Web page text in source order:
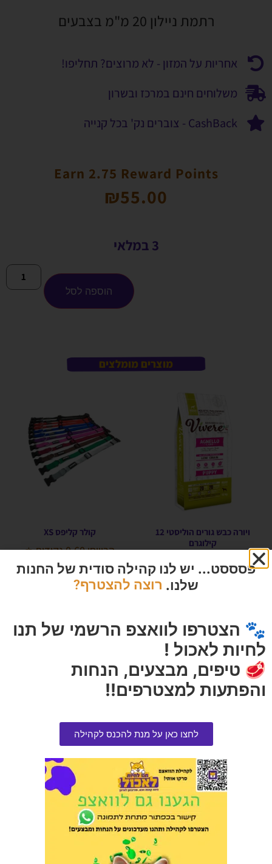
רתמת ניילון 20 מ"מ בצבעים
אחריות על המזון - לא מרוצים? תחליפו!
משלוחים חינם במרכז ובשרון
CashBack - צוברים נק' בכל קנייה
Earn 2.75 Reward Points
₪55.00
3 במלאי
הוספה לסל
מוצרים מומלצים
ויורה כבש גורים הוליסטי 12
קילוגרם
₪
289.00
קולר קליפס XS
הרוויחו 0.60 נקודות ⭐
₪12.00
מסרק פרווה ארוכה פרמינייטור S
הרוויחו 4.50 נקודות ⭐
₪ 90.00
חול מתגבש אייקט 10 קג
הרוויחו 3.25 נקודות ⭐
65.00
הוספה לסל
פסססט... יש לנו קהילה סודית של החנות
שלנו. רוצה להצטרף?
🐾 הצטרפו לוואצפ הרשמי של תנו
לחיות לאכול !
🥩 טיפים, מבצעים, הנחות
והפתעות למצטרפים!!
לחצו כאן על מנת להכנס לקהילה